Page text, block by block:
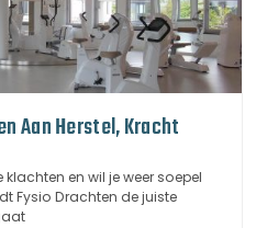
Aan Herstel, Kracht
en wil je weer soepel
Fysio Drachten de juiste